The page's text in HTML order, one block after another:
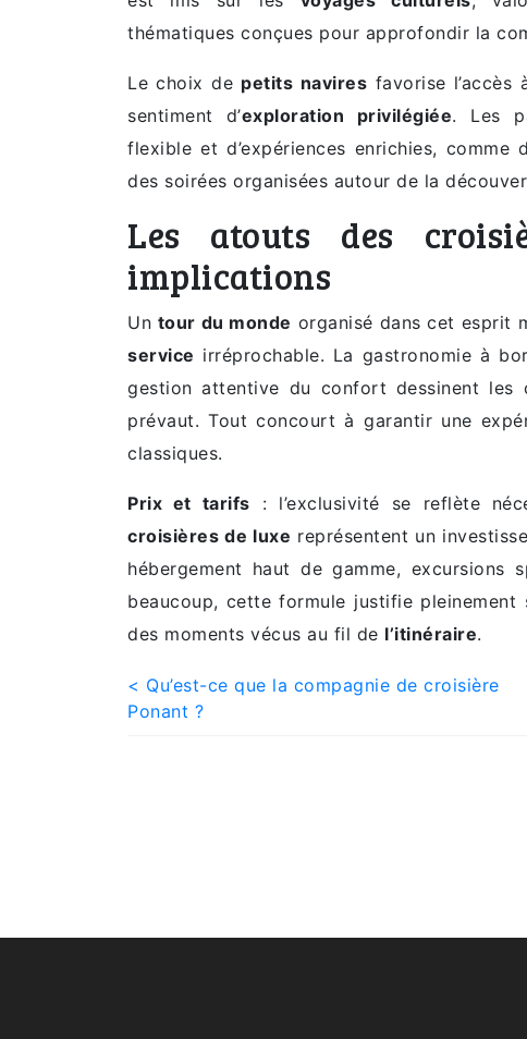
thématiques conçues pour approfondir la
Le choix de petits navires favorise
sentiment d’exploration privilégiée. Les
flexible et d’expériences enrichies,
des soirées organisées autour de la
Les atouts des
implications
Un tour du monde organisé dans cet esprit
service irréprochable. La gastronomie à
gestion attentive du confort dessinent les
prévaut. Tout concourt à garantir une
classiques.
Prix et tarifs : l’exclusivité se reflète
croisières de luxe représentent un
hébergement haut de gamme, excursions
beaucoup, cette formule justifie
des moments vécus au fil de l’itinéraire.
Post
navigation
< Qu’est-ce que la compagnie de croisière
Ponant ?